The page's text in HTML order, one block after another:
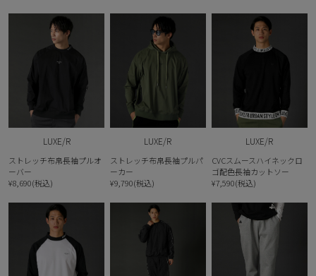
LUXE/R
ストレッチ布帛長袖プルオ
ーバー
¥8,690(税込)
LUXE/R
ストレッチ布帛長袖プルパ
ーカー
¥9,790(税込)
LUXE/R
CVCスムースハイネックロ
ゴ配色長袖カットソー
¥7,590(税込)